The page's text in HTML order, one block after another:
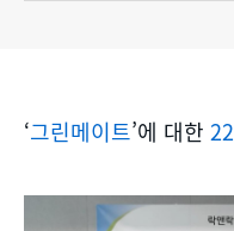
색
‘그린메이트’에 대한 22